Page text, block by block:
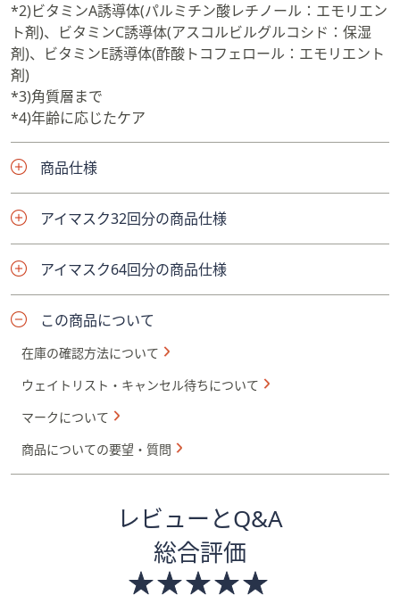
*2)ビタミンA誘導体(パルミチン酸レチノール：エモリエン
ト剤)、ビタミンC誘導体(アスコルビルグルコシド：保湿
剤)、ビタミンE誘導体(酢酸トコフェロール：エモリエント
剤)
*3)角質層まで
*4)年齢に応じたケア
商品仕様
アイマスク32回分の商品仕様
アイマスク64回分の商品仕様
この商品について
在庫の確認方法について
ウェイトリスト・キャンセル待ちについて
マークについて
商品についての要望・質問
レビューとQ&A
総合評価